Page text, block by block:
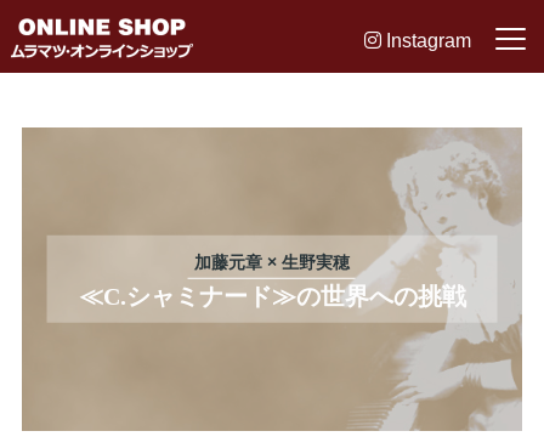
Instagram
加藤元章 × 生野実穂
≪C.シャミナード≫の世界への挑戦